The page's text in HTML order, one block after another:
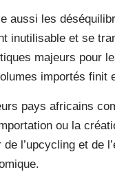
aussi les
inutilisable et se
majeurs pour
importés finit
pays africains
ou la
l’upcycling et de